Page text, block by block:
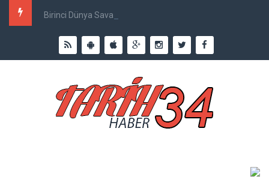
Birinci Dünya Savaşı`nda Ne Kadar İnsan Öldü?